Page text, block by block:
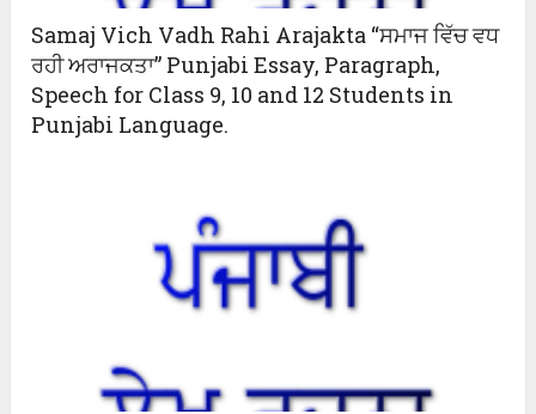
Samaj Vich Vadh Rahi Arajakta “ਸਮਾਜ ਵਿੱਚ ਵਧ
ਰਹੀ ਅਰਾਜਕਤਾ” Punjabi Essay, Paragraph,
Speech for Class 9, 10 and 12 Students in
Punjabi Language.